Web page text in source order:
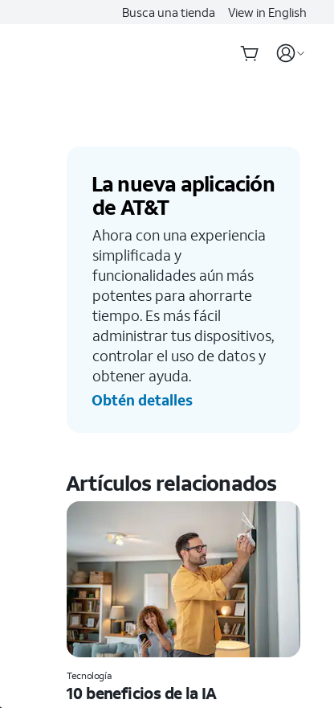
Busca una tienda View in English
La nueva aplicación
de AT&T
Ahora con una experiencia
simplificada y
funcionalidades aún más
potentes para ahorrarte
tiempo. Es más fácil
administrar tus dispositivos,
controlar el uso de datos y
obtener ayuda.
Obtén detalles
Artículos relacionados
Tecnología
10 beneficios de la IA